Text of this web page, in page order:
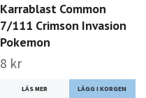
Karrablast Common
7/111 Crimson Invasion
Pokemon
8 kr
LÄS MER